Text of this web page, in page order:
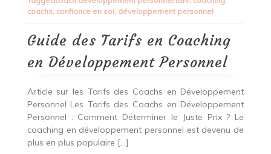
Tarifs
en
en
Développement
coachs, confiance en soi, développement personnel
Guide des Tarifs en Coaching
en Développement Personnel
Article sur les Tarifs des Coachs en Développement
Personnel Les Tarifs des Coachs en Développement
Personnel : Comment Déterminer le Juste Prix ? Le
coaching en développement personnel est devenu de
plus en plus populaire […]